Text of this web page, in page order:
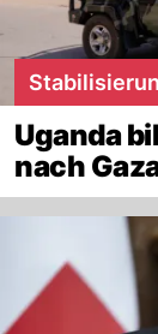
Uganda
nach